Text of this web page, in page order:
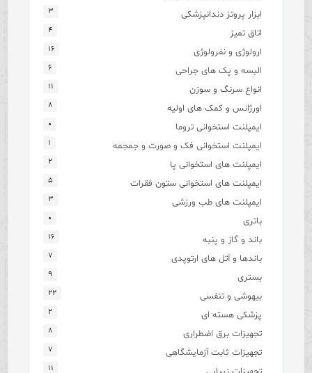
ابزار پروتز دندانپزشکی ۳
اتاق تمیز ۴
ارولوژی و نفرولوژی ۱۶
البسه و پک های جراحی ۶
انواع سرنگ و سوزن ۱۱
اورژانس و کمک های اولیه ۸
ایمپلنت استخوانی تروما ۰
ایمپلنت استخوانی فک و صورت و جمجمه ۱
ایمپلنت های استخوانی پا ۲
ایمپلنت های استخوانی ستون فقرات ۵
ایمپلنت های طب ورزشی ۳
باتری ۰
باند و گاز و پنبه ۱۶
باندها و آتل های ارتوپدی ۷
بستری ۹
بیهوشی و تنفسی ۲۲
پزشکی هسته ای ۲
تجهیزات برق اضطراری ۸
تجهیزات ثابت آزمایشگاهی ۷
۱۱